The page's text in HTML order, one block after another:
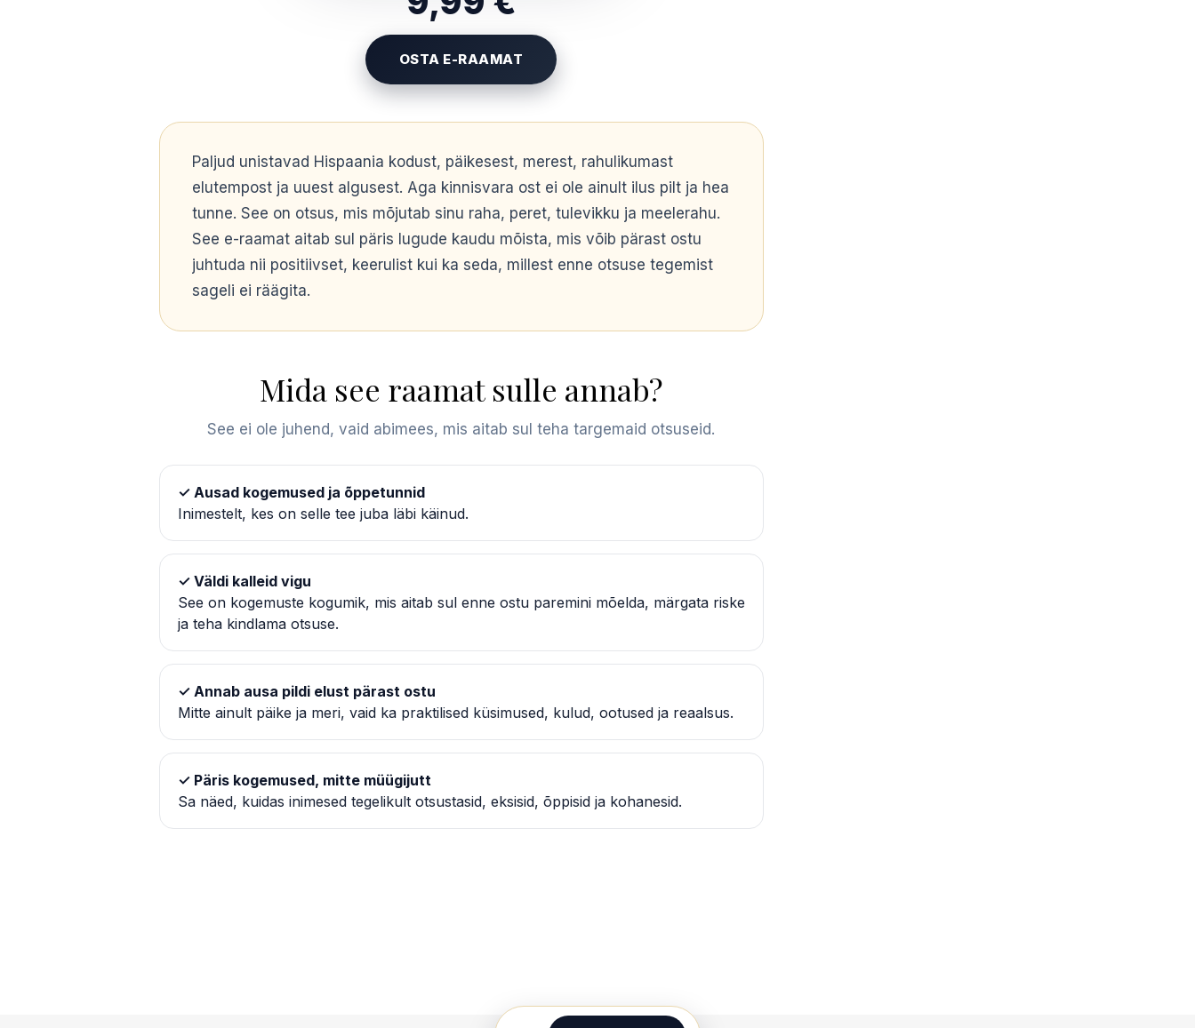
OSTA E-RAAMAT
Paljud unistavad Hispaania kodust, päikesest, merest, rahulikumast
elutempost ja uuest algusest. Aga kinnisvara ost ei ole ainult ilus pilt ja hea
tunne. See on otsus, mis mõjutab sinu raha, peret, tulevikku ja meelerahu.
See e-raamat aitab sul päris lugude kaudu mõista, mis võib pärast ostu
juhtuda nii positiivset, keerulist kui ka seda, millest enne otsuse tegemist
sageli ei räägita.
Mida see raamat sulle annab?
See ei ole juhend, vaid abimees, mis aitab sul teha targemaid otsuseid.
✓ Ausad kogemused ja õppetunnid
Inimestelt, kes on selle tee juba läbi käinud.
✓ Väldi kalleid vigu
See on kogemuste kogumik, mis aitab sul enne ostu paremini mõelda, märgata riske
ja teha kindlama otsuse.
✓ Annab ausa pildi elust pärast ostu
Mitte ainult päike ja meri, vaid ka praktilised küsimused, kulud, ootused ja reaalsus.
✓ Päris kogemused, mitte müügijutt
Sa näed, kuidas inimesed tegelikult otsustasid, eksisid, õppisid ja kohanesid.